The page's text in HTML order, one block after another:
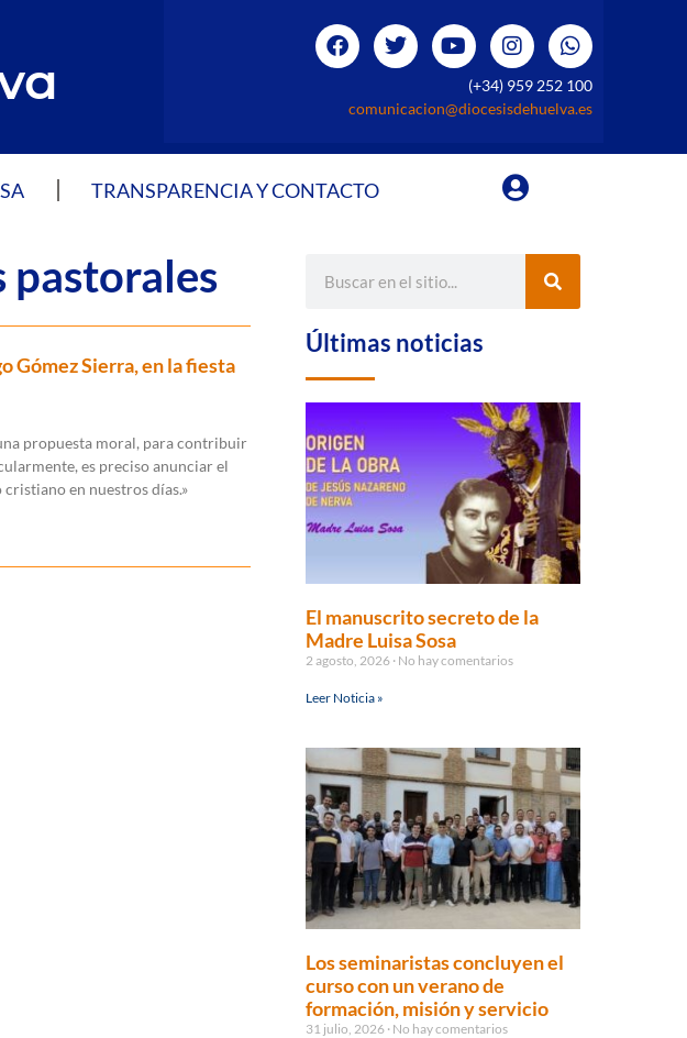
(+34) 959 252 100
comunicacion@diocesisdehuelva.es
TRANSPARENCIA Y CONTACTO
pastorales
Gómez Sierra, en la fiesta
propuesta moral, para contribuir
es preciso anunciar el
en nuestros días.»
Últimas noticias
El manuscrito secreto de la
Madre Luisa Sosa
2 agosto, 2026 No hay comentarios
Leer Noticia »
Los seminaristas concluyen el
curso con un verano de
formación, misión y servicio
31 julio, 2026 No hay comentarios